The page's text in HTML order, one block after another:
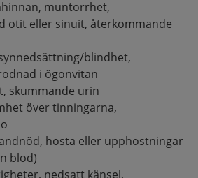
muntorrhet,
otit eller sinuit, återkommande
blindhet,
i ögonvitan
skummande urin
över tinningarna,
hosta eller upphostningar
blod)
nedsatt känsel,